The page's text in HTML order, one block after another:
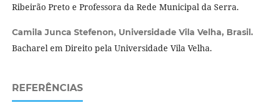
Ribeirão Preto e Professora da Rede Municipal da Serra.
Camila Junca Stefenon, Universidade Vila Velha, Brasil.
Bacharel em Direito pela Universidade Vila Velha.
REFERÊNCIAS